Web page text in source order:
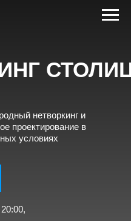
нетворкинг и
проектирование в
условиях